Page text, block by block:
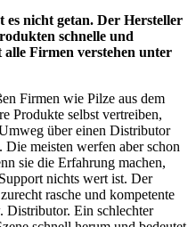
nicht getan. Der Hersteller
schnelle und
Firmen verstehen unter
Firmen wie Pilze aus dem
Produkte selbst vertreiben,
über einen Distributor
meisten werfen aber schon
sie die Erfahrung machen,
nichts wert ist. Der
rasche und kompetente
Distributor. Ein schlechter